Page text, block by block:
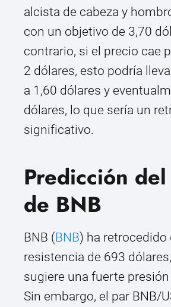
alcista de cabeza y
con un objetivo de 3,70
contrario, si el precio cae
2 dólares, esto podría
a 1,60 dólares y
dólares, lo que sería un
significativo.
Predicción
de BNB
BNB (BNB) ha retrocedido
resistencia de 693
sugiere una fuerte
Sin embargo, el par BNB/